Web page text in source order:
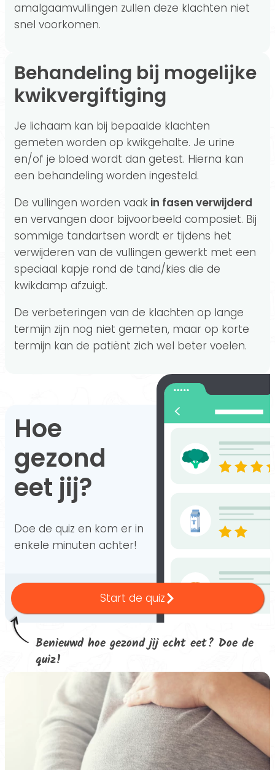
amalgaamvullingen zullen deze klachten niet
snel voorkomen.
Behandeling bij mogelijke
kwikvergiftiging
Je lichaam kan bij bepaalde klachten
gemeten worden op kwikgehalte. Je urine
en/of je bloed wordt dan getest. Hierna kan
een behandeling worden ingesteld.
De vullingen worden vaak in fasen verwijderd
en vervangen door bijvoorbeeld composiet. Bij
sommige tandartsen wordt er tijdens het
verwijderen van de vullingen gewerkt met een
speciaal kapje rond de tand/kies die de
kwikdamp afzuigt.
De verbeteringen van de klachten op lange
termijn zijn nog niet gemeten, maar op korte
termijn kan de patiënt zich wel beter voelen.
Benieuwd hoe gezond jij echt eet? Doe de
quiz!
Hoe
gezond
eet jij?
Doe de quiz en kom er in
enkele minuten achter!
Start de quiz